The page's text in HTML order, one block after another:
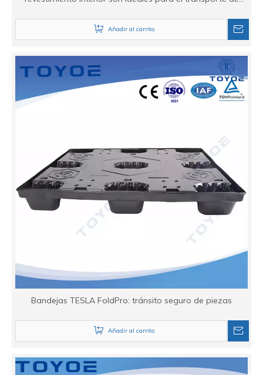
Añadir al carrito
Bandejas TESLA FoldPro: tránsito seguro de piezas
Añadir al carrito